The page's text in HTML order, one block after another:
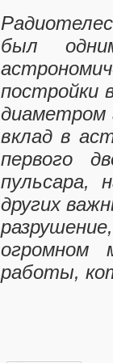
был
постройки
диаметром
вклад в
первого
пульсара,
других
огромном
работы,